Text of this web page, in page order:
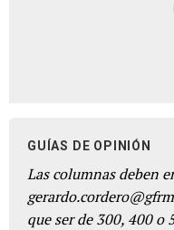
GUÍAS DE OPINIÓN
Las columnas deben
que ser de 300, 400 o